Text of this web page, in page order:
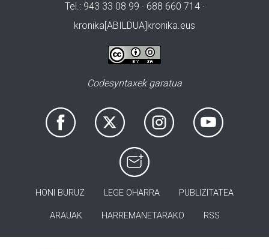
Tel.: 943 33 08 99 · 688 660 714 ·
kronika[ABILDUA]kronika.eus
Codesyntaxek garatua
HONI BURUZ LEGE OHARRA PUBLIZITATEA
ARAUAK HARREMANETARAKO RSS